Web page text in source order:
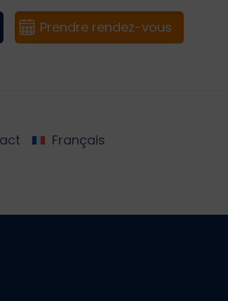
Prendre rendez-vous
Français